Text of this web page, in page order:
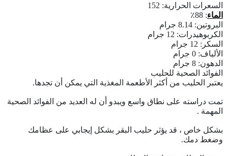
السعرات الحرارية: 152
الماء: 88٪
البروتين: 8.14 جرام
الكربوهيدرات: 12 جرام
السكر: 12 جرام
الألياف: 0 جرام
الدهون: 8 جرام
الفوائد الصحية للحليب
يعتبر الحليب من أكثر الأطعمة المغذية التي يمكن أن تجدها.
تمت دراسته على نطاق واسع ويبدو أن له العديد من الفوائد الصحية
المهمة .
بشكل خاص ، قد يؤثر حليب البقر بشكل إيجابي على عظامك
وضغط دمك.